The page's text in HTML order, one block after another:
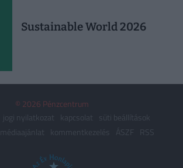
Sustainable World 2026
© 2026 Pénzcentrum
jogi nyilatkozat kapcsolat
süti beállítások
médiaajánlat kommentkezelés ÁSZF RSS